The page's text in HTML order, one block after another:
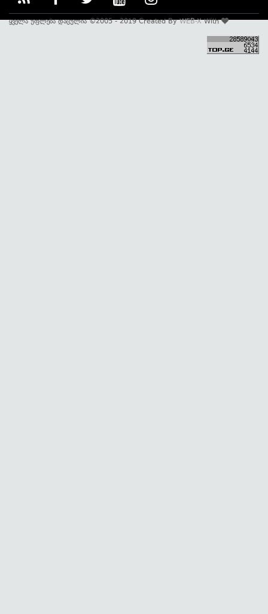
ყველა უფლება დაცულია ©2005 - 2019 Created ByWEB-XWith